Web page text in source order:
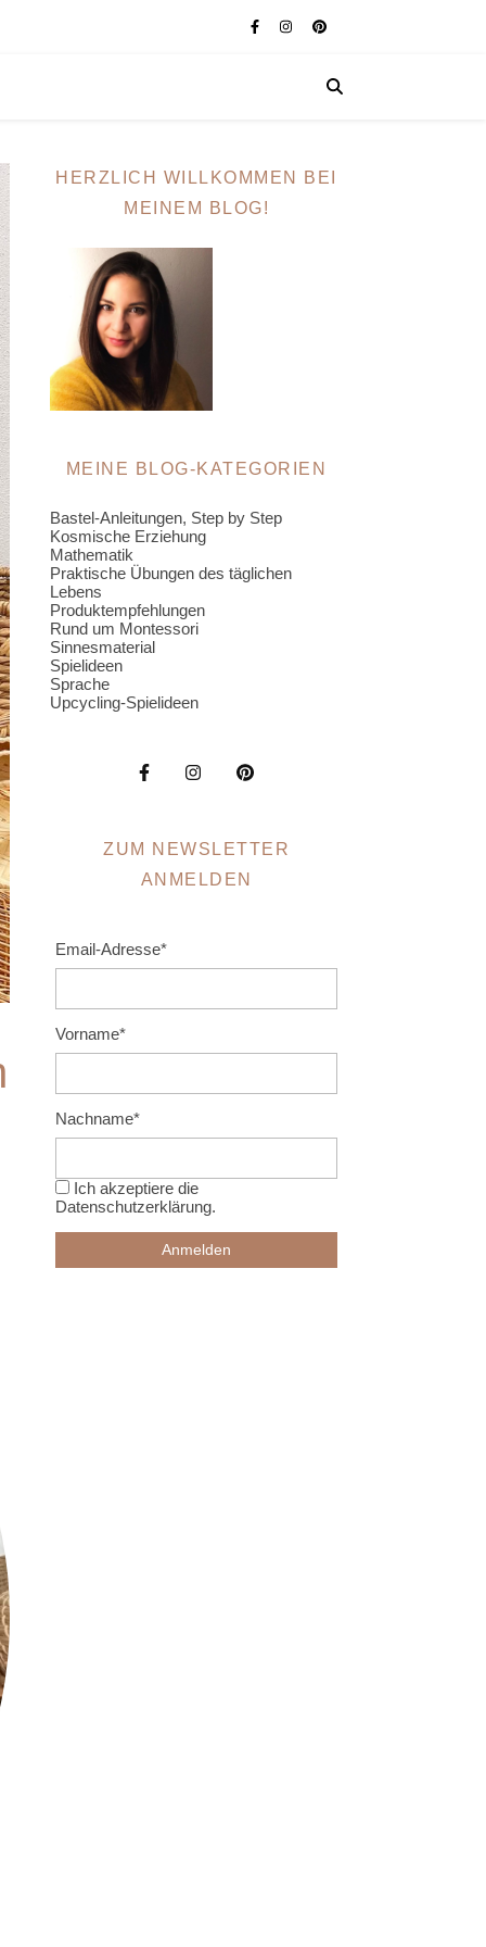
HERZLICH WILLKOMMEN BEI
MEINEM BLOG!
MEINE BLOG-KATEGORIEN
Bastel-Anleitungen, Step by Step
Kosmische Erziehung
Mathematik
Praktische Übungen des täglichen
Lebens
Produktempfehlungen
Rund um Montessori
Sinnesmaterial
Spielideen
Sprache
Upcycling-Spielideen
ZUM NEWSLETTER
ANMELDEN
Email-Adresse*
Vorname*
Nachname*
Ich akzeptiere die
Datenschutzerklärung.